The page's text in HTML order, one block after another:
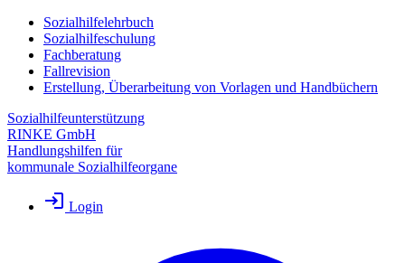
Sozialhilfelehrbuch
Sozialhilfeschulung
Fachberatung
Fallrevision
Erstellung, Überarbeitung von Vorlagen und Handbüchern
Sozialhilfeunterstützung
RINKE GmbH
Handlungshilfen für
kommunale Sozialhilfeorgane
Login